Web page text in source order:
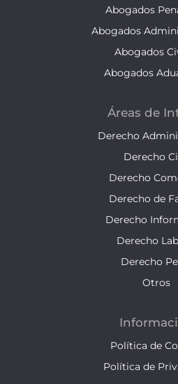
Abogados
Abogados
Abogados
Abogados
Áreas de
Derecho
Derecho
Derecho
Derecho de
Derecho
Derecho
Derecho
Otros
Política de
Política de